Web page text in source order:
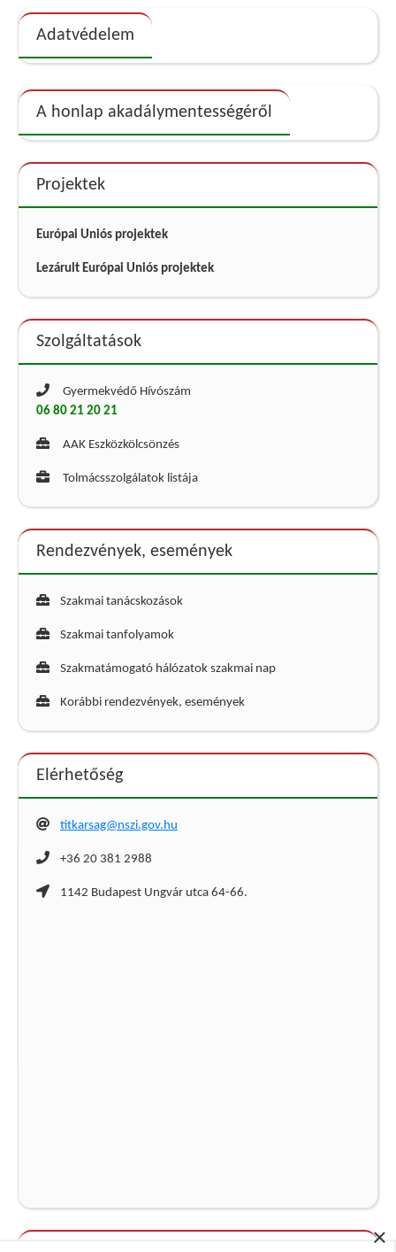
×
Adatvédelem
A honlap akadálymentességéről
Projektek
Európai Uniós projektek
Lezárult Európai Uniós projektek
Szolgáltatások
Gyermekvédő Hívószám
06 80 21 20 21
AAK Eszközkölcsönzés
Tolmácsszolgálatok listája
Rendezvények, események
Szakmai tanácskozások
Szakmai tanfolyamok
Szakmatámogató hálózatok szakmai nap
Korábbi rendezvények, események
Elérhetőség
titkarsag@nszi.gov.hu
+36 20 381 2988
1142 Budapest Ungvár utca 64-66.